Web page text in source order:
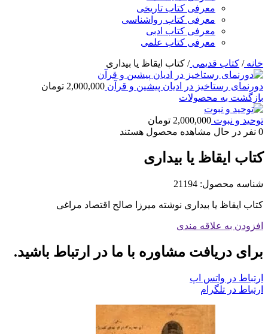
معرفی کتاب تاریخی
معرفی کتاب رواشناسی
معرفی کتاب ادبی
معرفی کتاب علمی
خانه/ کتاب قدیمی/ کتاب ایقاظ یا بیداری
دورنمای رستاخیز در ادیان پیشین و قرآن 2,000,000 تومان
بازگشت به محصولات
توحید و نبوت 2,000,000 تومان
0 نفر در حال مشاهده محصول هستند
کتاب ایقاظ یا بیداری
شناسه محصول: 21194
کتاب ایقاظ یا بیداری نوشته میرزا صالح اقتصاد مراغی
افزودن به علاقه مندی
برای دریافت مشاوره با ما در ارتباط باشید.
ارتباط در واتس اپ
ارتباط در تلگرام